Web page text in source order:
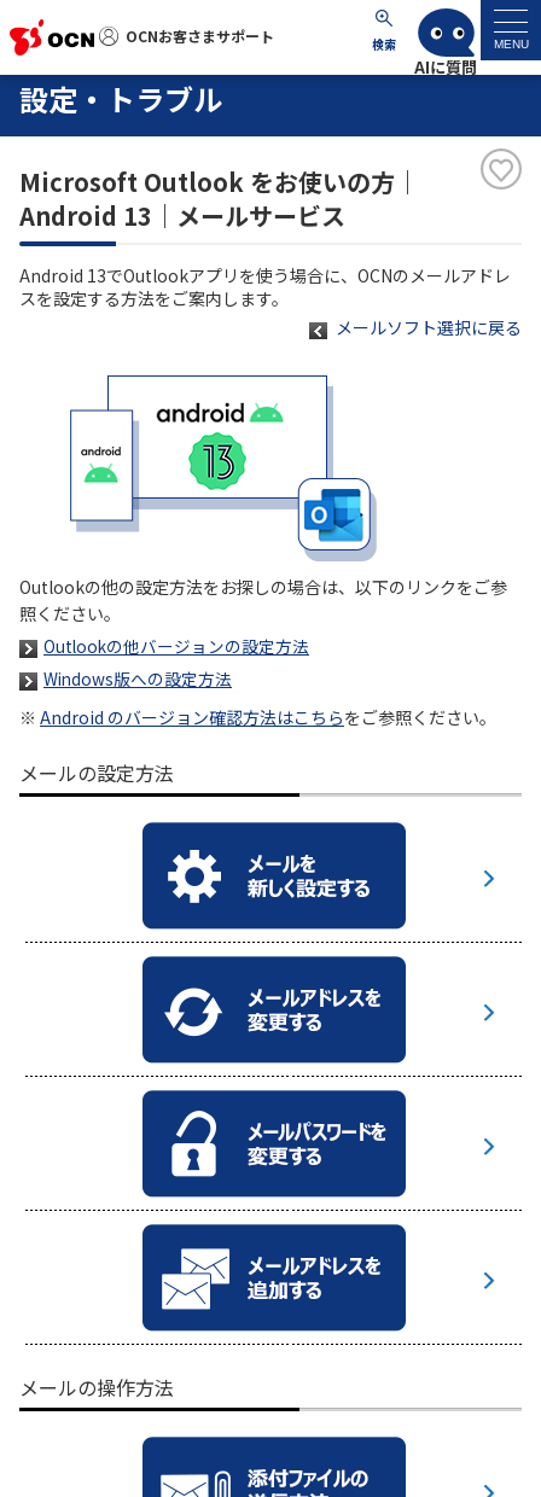
OCNお客さまサポート 検索 MENU
OCNお客さまサポート
サポートトップ
サービス名から探す
各種ダウンロード
お問い合わせ
履歴・お気に入り
お知らせ
NTTドコモビジネスのお客さ
工事・故障情報通知
設定・トラブル
Microsoft Outlook をお使いの方｜
Android 13｜メールサービス
Android 13でOutlookアプリを使う場合に、OCNのメールアドレ
スを設定する方法をご案内します。
メールソフト選択に戻る
Outlookの他の設定方法をお探しの場合は、以下のリンクをご参
照ください。
Outlookの他バージョンの設定方法
Windows版への設定方法
※ Android のバージョン確認方法はこちらをご参照ください。
メールの設定方法
メールの操作方法